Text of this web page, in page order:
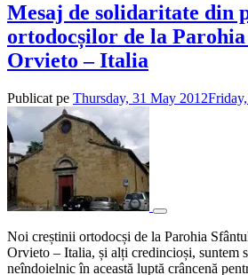
Mesaj de solidaritate din
ortodocșilor de la
Orvieto – Italia
Publicat pe Thursday, 31 May 2012
Noi creștinii ortodocși de la Parohia
Orvieto – Italia, și alți credincioși, suntem
neîndoielnic în această luptă crâncenă